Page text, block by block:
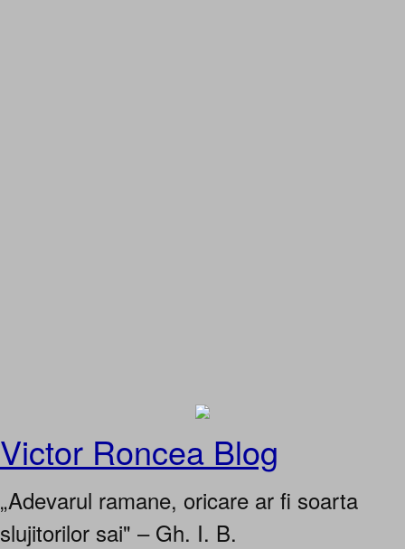
Victor Roncea Blog
„Adevarul ramane, oricare ar fi soarta
slujitorilor sai" – Gh. I. B.